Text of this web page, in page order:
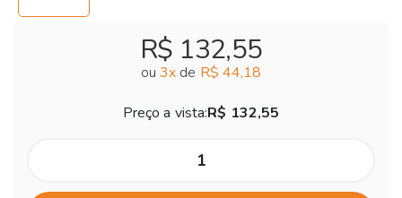
R$ 132,55
ou 3x de R$ 44,18
Preço a vista:R$ 132,55